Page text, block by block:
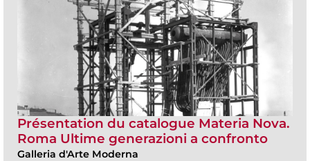
Présentation du catalogue Materia Nova.
Roma Ultime generazioni a confronto
Galleria d'Arte Moderna